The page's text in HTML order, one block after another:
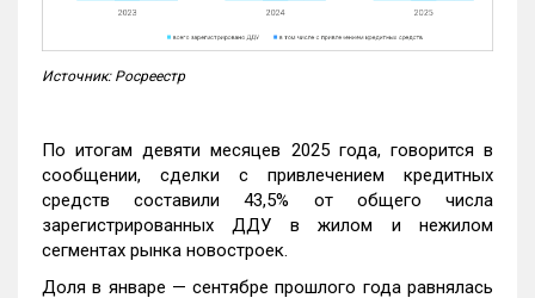
Источник: Росреестр
По итогам девяти месяцев 2025 года, говорится в
сообщении, сделки с привлечением кредитных
средств составили 43,5% от общего числа
зарегистрированных ДДУ в жилом и нежилом
сегментах рынка новостроек.
Доля в январе — сентябре прошлого года равнялась